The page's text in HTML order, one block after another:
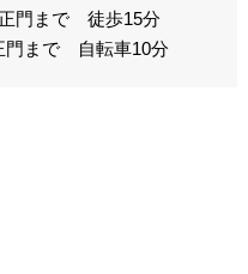
門まで 徒歩15分
門まで 自転車10分